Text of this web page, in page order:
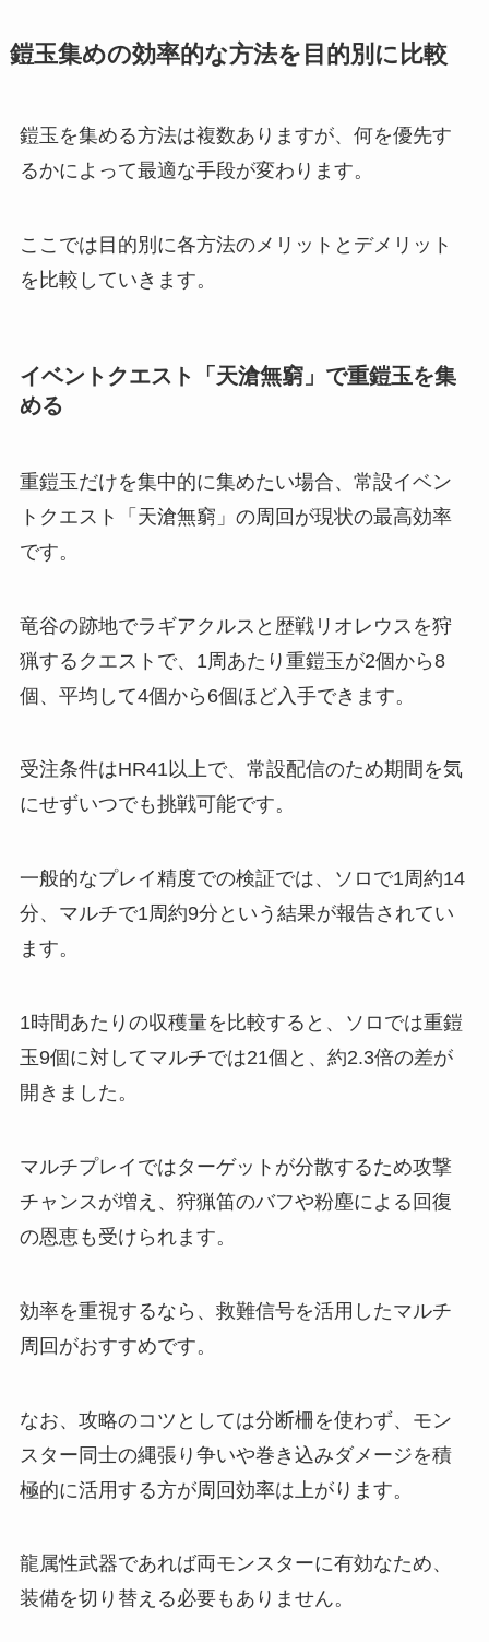
鎧玉集めの効率的な方法を目的別に比較
鎧玉を集める方法は複数ありますが、何を優先す
るかによって最適な手段が変わります。
ここでは目的別に各方法のメリットとデメリット
を比較していきます。
イベントクエスト「天滄無窮」で重鎧玉を集
める
重鎧玉だけを集中的に集めたい場合、常設イベン
トクエスト「天滄無窮」の周回が現状の最高効率
です。
竜谷の跡地でラギアクルスと歴戦リオレウスを狩
猟するクエストで、1周あたり重鎧玉が2個から8
個、平均して4個から6個ほど入手できます。
受注条件はHR41以上で、常設配信のため期間を気
にせずいつでも挑戦可能です。
一般的なプレイ精度での検証では、ソロで1周約14
分、マルチで1周約9分という結果が報告されてい
ます。
1時間あたりの収穫量を比較すると、ソロでは重鎧
玉9個に対してマルチでは21個と、約2.3倍の差が
開きました。
マルチプレイではターゲットが分散するため攻撃
チャンスが増え、狩猟笛のバフや粉塵による回復
の恩恵も受けられます。
効率を重視するなら、救難信号を活用したマルチ
周回がおすすめです。
なお、攻略のコツとしては分断柵を使わず、モン
スター同士の縄張り争いや巻き込みダメージを積
極的に活用する方が周回効率は上がります。
龍属性武器であれば両モンスターに有効なため、
装備を切り替える必要もありません。